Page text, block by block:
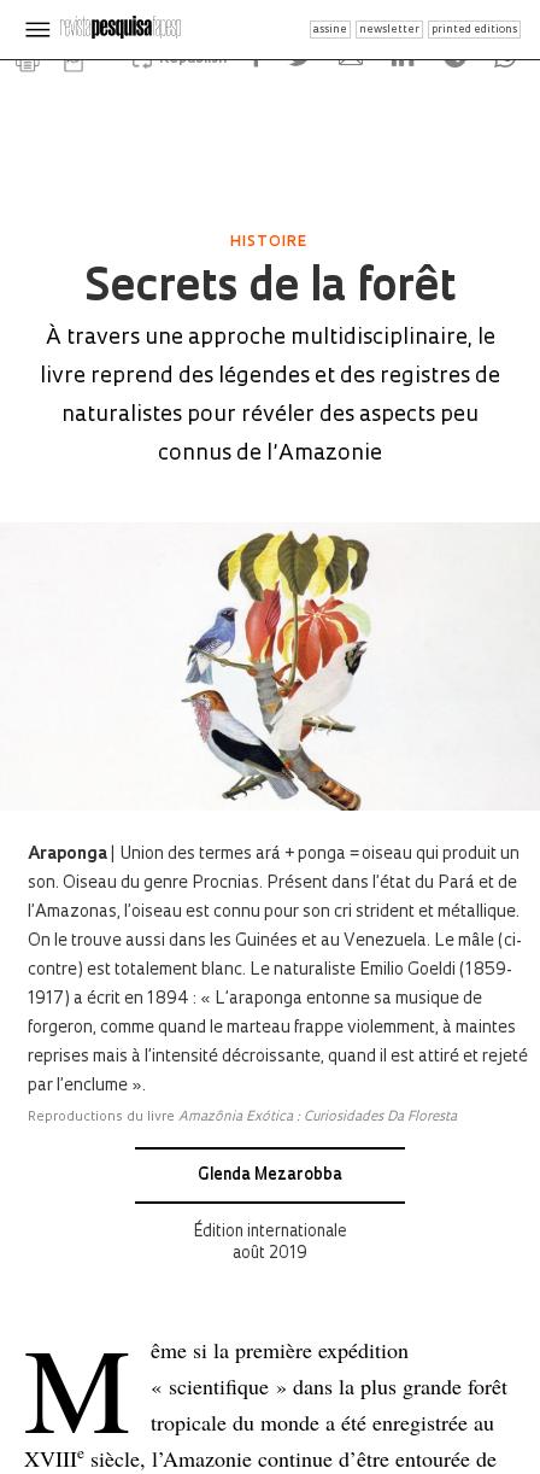
assine newsletter printed editions
Republish
HISTOIRE
Secrets de la forêt
À travers une approche multidisciplinaire, le
livre reprend des légendes et des registres de
naturalistes pour révéler des aspects peu
connus de l’Amazonie
Araponga | Union des termes ará + ponga = oiseau qui produit un
son. Oiseau du genre Procnias. Présent dans l’état du Pará et de
l’Amazonas, l’oiseau est connu pour son cri strident et métallique.
On le trouve aussi dans les Guinées et au Venezuela. Le mâle (ci-
contre) est totalement blanc. Le naturaliste Emilio Goeldi (1859-
1917) a écrit en 1894 : « L’araponga entonne sa musique de
forgeron, comme quand le marteau frappe violemment, à maintes
reprises mais à l’intensité décroissante, quand il est attiré et rejeté
par l’enclume ».
Reproductions du livre Amazônia Exótica : Curiosidades Da Floresta
Glenda Mezarobba
Édition internationale
août 2019
M
ême si la première expédition
« scientifique » dans la plus grande forêt
tropicale du monde a été enregistrée au
XVIIIe siècle, l’Amazonie continue d’être entourée de